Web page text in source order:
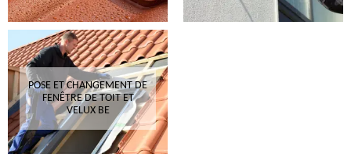
POSE ET CHANGEMENT DE
FENÊTRE DE TOIT ET
VELUX BE